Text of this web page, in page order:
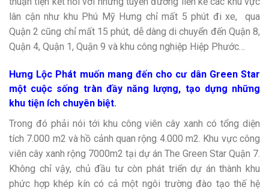
lân cận như khu Phú Mỹ Hưng chỉ mất 5 phút đi xe, qua
Quận 2 cũng chỉ mất 15 phút, dễ dàng di chuyển đến Quận 8,
Quận 4, Quận 1, Quận 9 và khu công nghiệp Hiệp Phước…
Hưng Lộc Phát muốn mang đến cho cư dân Green Star
một cuộc sống tràn đầy năng lượng, tạo dựng những
khu tiện ích chuyên biệt.
Trong đó phải nói tới khu công viên cây xanh có tổng diện
tích 7.000 m2 và hồ cảnh quan rộng 4.000 m2. Khu vực công
viên cây xanh rộng 7000m2 tại dự án The Green Star Quận 7.
Không chỉ vậy, chủ đầu tư còn phát triển dự án thành khu
phức hợp khép kín có cả một ngôi trường đào tạo thế hệ